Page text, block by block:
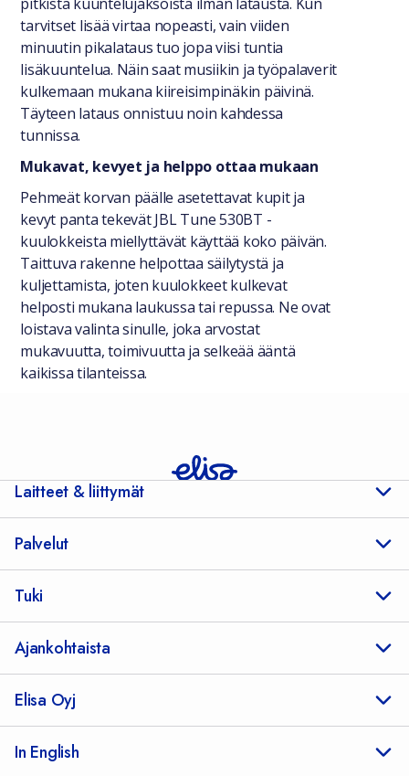
tarvitset lisää virtaa nopeasti, vain viiden
minuutin pikalataus tuo jopa viisi tuntia
lisäkuuntelua. Näin saat musiikin ja työpalaverit
kulkemaan mukana kiireisimpinäkin päivinä.
Täyteen lataus onnistuu noin kahdessa
tunnissa.
Mukavat, kevyet ja helppo ottaa mukaan
Pehmeät korvan päälle asetettavat kupit ja
kevyt panta tekevät JBL Tune 530BT -
kuulokkeista miellyttävät käyttää koko päivän.
Taittuva rakenne helpottaa säilytystä ja
kuljettamista, joten kuulokkeet kulkevat
helposti mukana laukussa tai repussa. Ne ovat
loistava valinta sinulle, joka arvostat
mukavuutta, toimivuutta ja selkeää ääntä
kaikissa tilanteissa.
Laitteet & liittymät
Palvelut
Tuki
Ajankohtaista
Elisa Oyj
In English